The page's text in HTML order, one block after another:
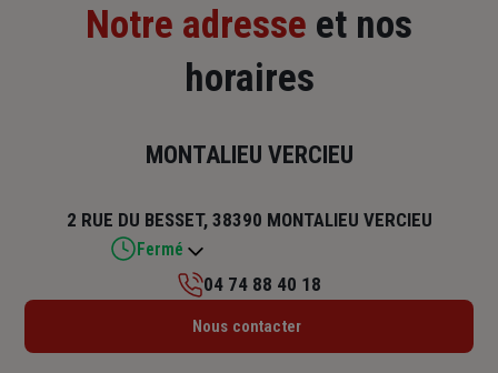
Notre adresse et nos
horaires
MONTALIEU VERCIEU
2 RUE DU BESSET, 38390 MONTALIEU VERCIEU
Fermé
Lundi : 14h30 – 18h
04 74 88 40 18
Nous contacter